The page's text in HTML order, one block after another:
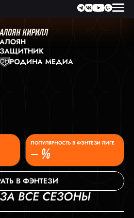
АЛОЯН КИРИЛЛ
АЛОЯН
ЗАЩИТНИК
РОДИНА МЕДИА
– %
ПОПУЛЯРНОСТЬ В ФЭНТЕЗИ ЛИГЕ
В ФЭНТЕЗИ
ВСЕ СЕЗОНЫ